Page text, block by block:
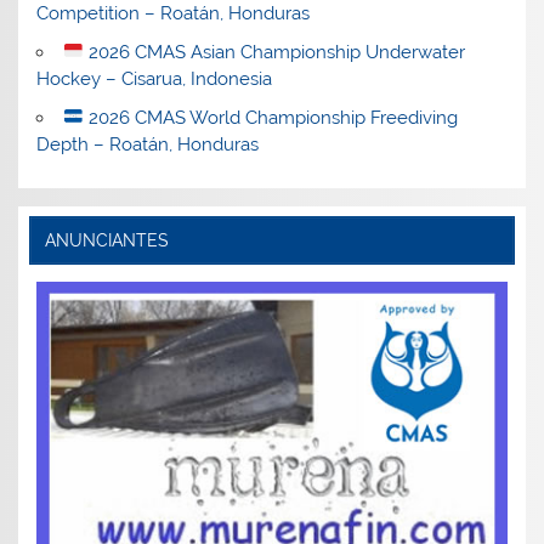
Competition – Roatán, Honduras
2026 CMAS Asian Championship Underwater
Hockey – Cisarua, Indonesia
2026 CMAS World Championship Freediving
Depth – Roatán, Honduras
ANUNCIANTES